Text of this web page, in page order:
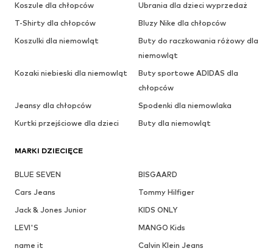
Koszule dla chłopców
Ubrania dla dzieci wyprzedaż
T-Shirty dla chłopców
Bluzy Nike dla chłopców
Koszulki dla niemowląt
Buty do raczkowania różowy dla
niemowląt
Kozaki niebieski dla niemowląt
Buty sportowe ADIDAS dla
chłopców
Jeansy dla chłopców
Spodenki dla niemowlaka
Kurtki przejściowe dla dzieci
Buty dla niemowląt
MARKI DZIECIĘCE
BLUE SEVEN
BISGAARD
Cars Jeans
Tommy Hilfiger
Jack & Jones Junior
KIDS ONLY
LEVI'S
MANGO Kids
name it
Calvin Klein Jeans